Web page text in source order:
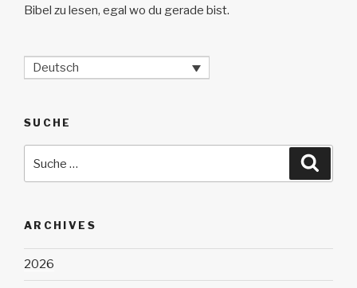
Bibel zu lesen, egal wo du gerade bist.
Deutsch
SUCHE
nach:
ARCHIVES
2026